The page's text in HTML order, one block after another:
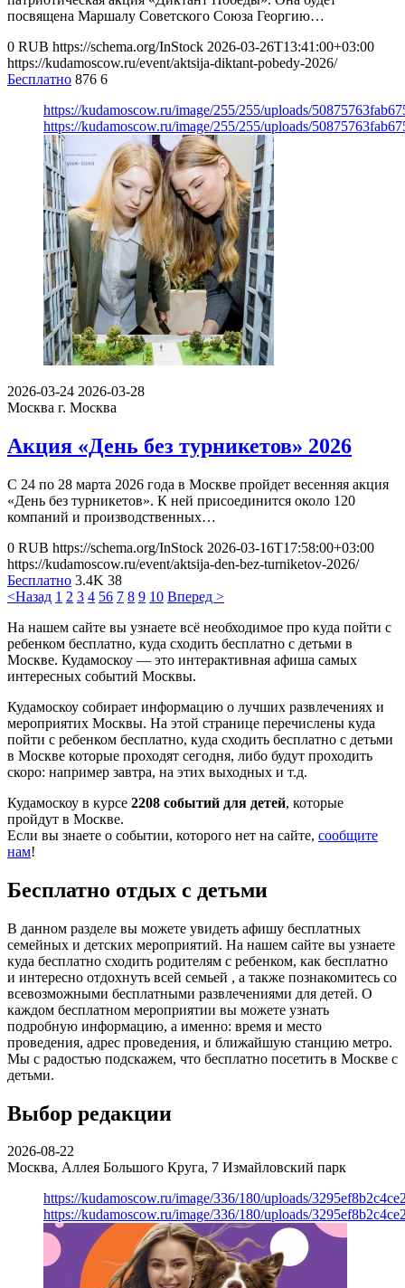
посвящена Маршалу Советского Союза Георгию…
0 RUB https://schema.org/InStock 2026-03-26T13:41:00+03:00
https://kudamoscow.ru/event/aktsija-diktant-pobedy-2026/
Бесплатно 876 6
https://kudamoscow.ru/image/255/255/uploads/
https://kudamoscow.ru/image/255/255/uploads/
2026-03-24 2026-03-28
Москва г. Москва
Акция «День без турникетов» 2026
С 24 по 28 марта 2026 года в Москве пройдет весенняя акция
«День без турникетов». К ней присоединится около 120
компаний и производственных…
0 RUB https://schema.org/InStock 2026-03-16T17:58:00+03:00
https://kudamoscow.ru/event/aktsija-den-bez-turniketov-2026/
Бесплатно 3.4K 38
<Назад 1 2 3 4 56 7 8 9 10 Вперед >
На нашем сайте вы узнаете всё необходимое про куда пойти с
ребенком бесплатно, куда сходить бесплатно с детьми в
Москве. Кудамоскоу — это интерактивная афиша самых
интересных событий Москвы.
Кудамоскоу собирает информацию о лучших развлечениях и
мероприятих Москвы. На этой странице перечислены куда
пойти с ребенком бесплатно, куда сходить бесплатно с детьми
в Москве которые проходят сегодня, либо будут проходить
скоро: например завтра, на этих выходных и т.д.
Кудамоскоу в курсе 2208 событий для детей, которые
пройдут в Москве.
Если вы знаете о событии, которого нет на сайте, сообщите
нам!
Бесплатно отдых с детьми
В данном разделе вы можете увидеть афишу бесплатных
семейных и детских мероприятий. На нашем сайте вы узнаете
куда бесплатно сходить родителям с ребенком, как бесплатно
и интересно отдохнуть всей семьей , а также познакомитесь со
всевозможными бесплатными развлечениями для детей. О
каждом бесплатном мероприятии вы можете узнать
подробную информацию, а именно: время и место
проведения, адрес проведения, и ближайшую станцию метро.
Мы с радостью подскажем, что бесплатно посетить в Москве с
детьми.
Выбор редакции
2026-08-22
Москва, Аллея Большого Круга, 7 Измайловский парк
https://kudamoscow.ru/image/336/180/uploads/
https://kudamoscow.ru/image/336/180/uploads/